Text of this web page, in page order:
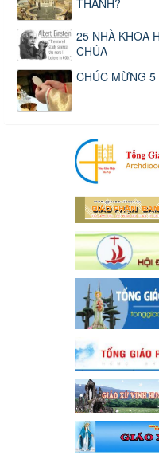
25 NHÀ KHOA
CHÚA
CHÚC MỪNG